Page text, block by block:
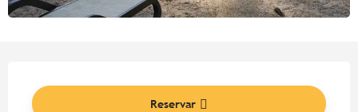
Reservar